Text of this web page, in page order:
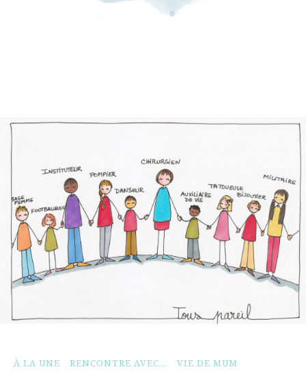
À LA UNE RENCONTRE AVEC... VIE DE MUM